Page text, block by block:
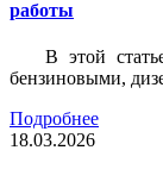
работы
В этой
бензиновыми,
Подробнее
18.03.2026